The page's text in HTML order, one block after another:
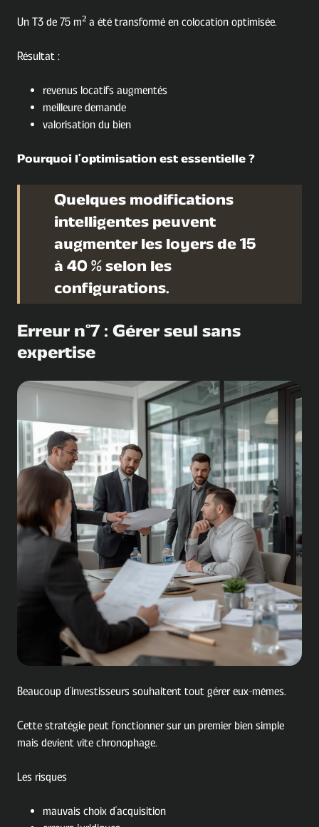
Un T3 de 75 m² a été transformé en colocation optimisée.
Résultat :
revenus locatifs augmentés
meilleure demande
valorisation du bien
Pourquoi l'optimisation est essentielle ?
Quelques modifications
intelligentes peuvent
augmenter les loyers de 15
à 40 % selon les
configurations.
Erreur n°7 : Gérer seul sans
expertise
Beaucoup d'investisseurs souhaitent tout gérer eux-mêmes.
Cette stratégie peut fonctionner sur un premier bien simple
mais devient vite chronophage.
Les risques
mauvais choix d'acquisition